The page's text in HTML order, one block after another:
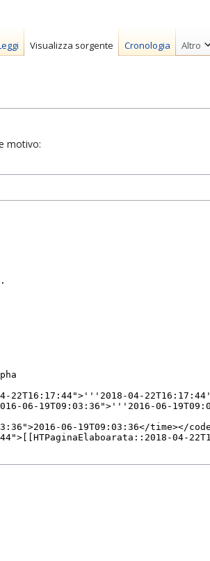
motivo:
Visualizza sorgente Cronologia Altro